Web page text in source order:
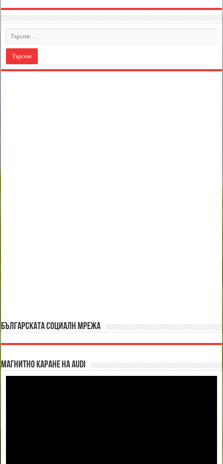
БЪЛГАРСКАТА СОЦИАЛН МРЕЖА
Магнитно каране на Audi